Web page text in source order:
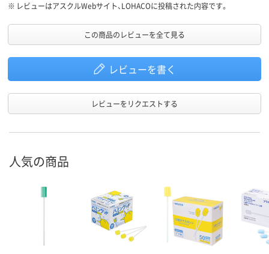
※ レビューはアスクルWebサイト、LOHACOに投稿された内容です。
この商品のレビューを全て見る
レビューを書く
レビューをリクエストする
人気の商品